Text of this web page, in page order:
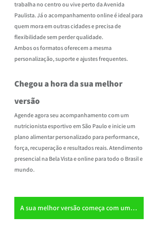
trabalha no centro ou vive perto da Avenida
Paulista. Já o acompanhamento online é ideal para
quem mora em outras cidades e precisa de
flexibilidade sem perder qualidade.
Ambos os formatos oferecem a mesma
personalização, suporte e ajustes frequentes.
Chegou a hora da sua melhor
versão
Agende agora seu acompanhamento com um
nutricionista esportivo em São Paulo e inicie um
plano alimentar personalizado para performance,
força, recuperação e resultados reais. Atendimento
presencial na Bela Vista e online para todo o Brasil e
mundo.
A sua melhor versão começa com uma decisão. Agende pelo WhatsApp